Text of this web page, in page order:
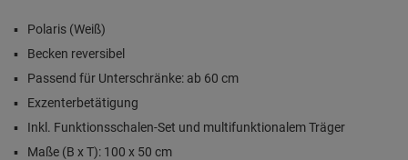
Polaris (Weiß)
Becken reversibel
Passend für Unterschränke: ab 60 cm
Exzenterbetätigung
Inkl. Funktionsschalen-Set und multifunktionalem Träger
Maße (B x T): 100 x 50 cm